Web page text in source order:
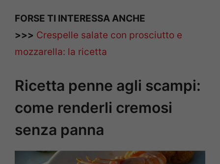
FORSE TI INTERESSA ANCHE
>>> Crespelle salate con prosciutto e
mozzarella: la ricetta
Ricetta penne agli scampi:
come renderli cremosi
senza panna